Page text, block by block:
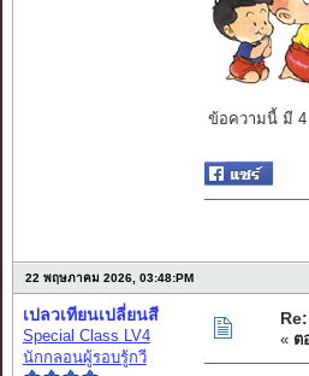
ข้อความนี้ มี
22 พฤษภาคม 2026, 03:48:PM
เปลวเทียนเปลี่ยนสี
Special Class LV4
นักกลอนผู้รอบรู้กวี
« ต